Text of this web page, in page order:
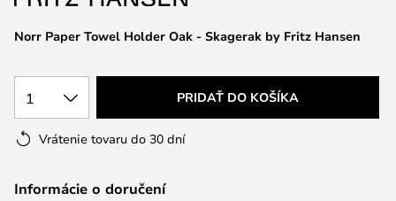
Norr Paper Towel Holder Oak - Skagerak by Fritz Hansen
1 PRIDAŤ DO KOŠÍKA
Vrátenie tovaru do 30 dní
Informácie o doručení